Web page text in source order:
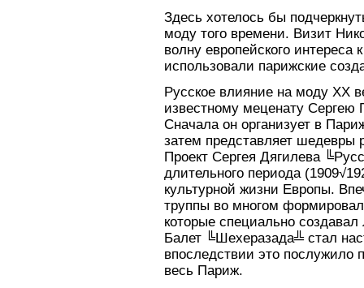
Здесь хотелось бы
моду того времени. Визит
волну европейского
использовали парижские
Русское влияние на моду XX
известному меценату Сергею
Сначала он организует в
затем представляет шедевры
Проект Сергея Дягилева
длительного периода
культурной жизни Европы.
труппы во многом
которые специально
Балет ╚Шехеразада╩ стал
впоследствии это послужило
весь Париж.